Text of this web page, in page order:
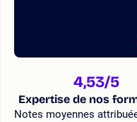
4,53/5
Expertise de nos
Notes moyennes